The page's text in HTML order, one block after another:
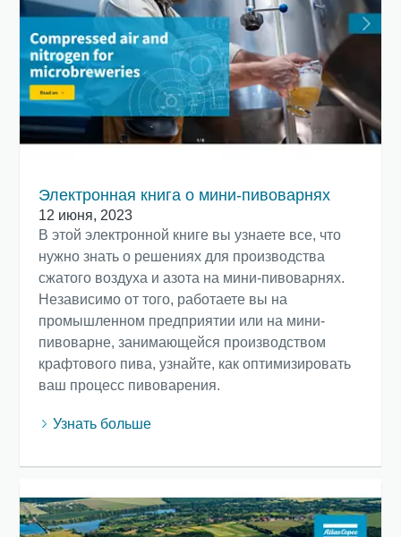
10 шагов к экологичному и более
энергоэффективному производству
производства - все, что вам нужно знать
Электронная книга о мини-пивоварнях
12 июня, 2023
В этой электронной книге вы узнаете все, что
нужно знать о решениях для производства
сжатого воздуха и азота на мини-пивоварнях.
Независимо от того, работаете вы на
промышленном предприятии или на мини-
пивоварне, занимающейся производством
крафтового пива, узнайте, как оптимизировать
ваш процесс пивоварения.
Узнать больше